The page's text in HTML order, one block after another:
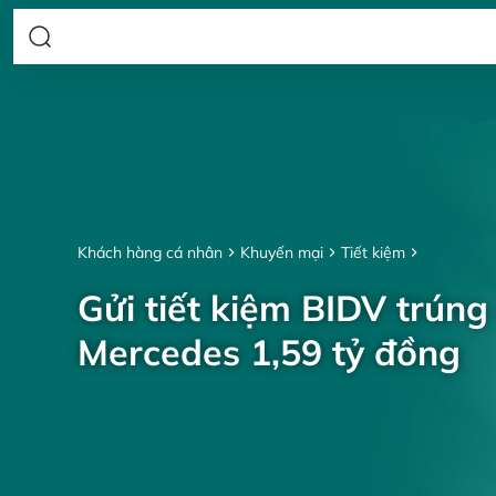
Khách hàng cá nhân Khuyến mại Tiết kiệm
Gửi tiết kiệm BIDV
Mercedes 1,59 tỷ đồng